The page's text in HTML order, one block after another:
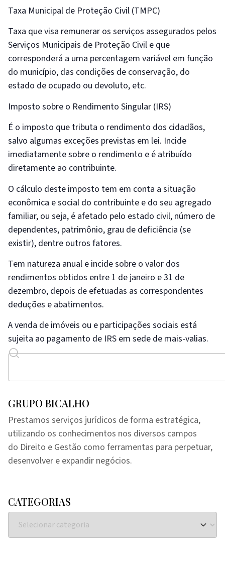
Taxa Municipal de Proteção Civil (TMPC)
Taxa que visa remunerar os serviços assegurados pelos
Serviços Municipais de Proteção Civil e que
corresponderá a uma percentagem variável em função
do município, das condições de conservação, do
estado de ocupado ou devoluto, etc.
Imposto sobre o Rendimento Singular (IRS)
É o imposto que tributa o rendimento dos cidadãos,
salvo algumas exceções previstas em lei. Incide
imediatamente sobre o rendimento e é atribuído
diretamente ao contribuinte.
O cálculo deste imposto tem em conta a situação
econômica e social do contribuinte e do seu agregado
familiar, ou seja, é afetado pelo estado civil, número de
dependentes, patrimônio, grau de deficiência (se
existir), dentre outros fatores.
Tem natureza anual e incide sobre o valor dos
rendimentos obtidos entre 1 de janeiro e 31 de
dezembro, depois de efetuadas as correspondentes
deduções e abatimentos.
A venda de imóveis ou e participações sociais está
sujeita ao pagamento de IRS em sede de mais-valias.
GRUPO BICALHO
Prestamos serviços jurídicos de forma estratégica,
utilizando os conhecimentos nos diversos campos
do Direito e Gestão como ferramentas para perpetuar,
desenvolver e expandir negócios.
CATEGORIAS